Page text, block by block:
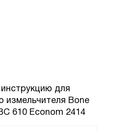
для
измельчителя Bone
610 Econom 2414